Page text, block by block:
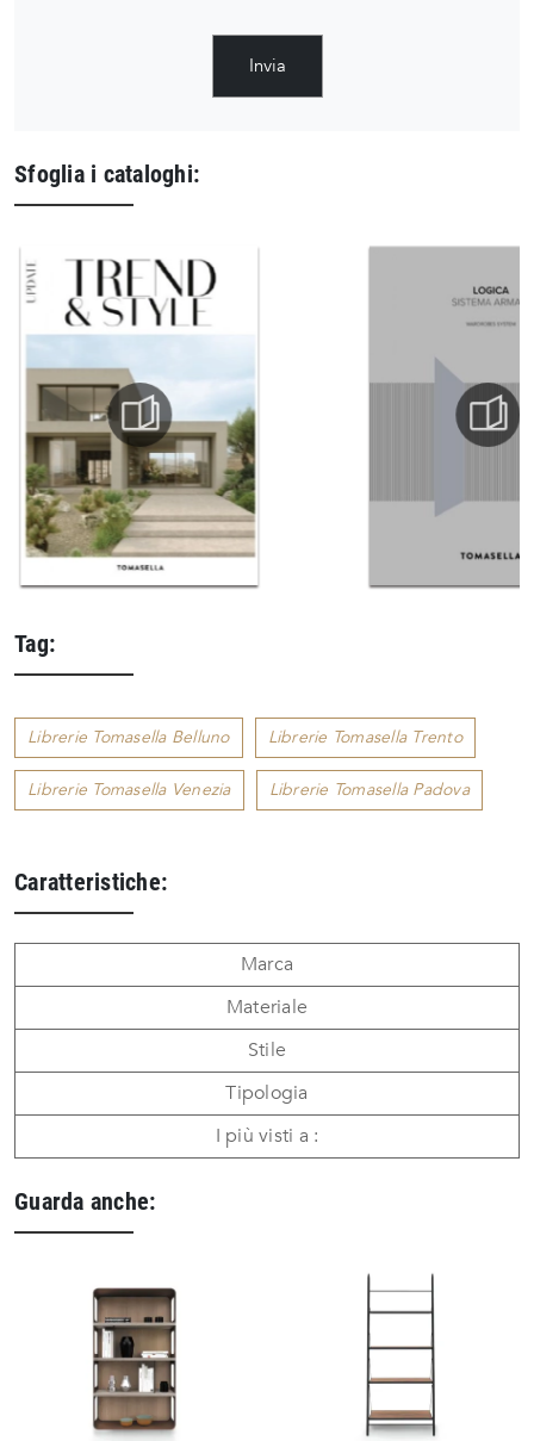
Invia
Sfoglia i cataloghi:
Tag:
Librerie Tomasella Belluno Librerie Tomasella Trento
Librerie Tomasella Venezia Librerie Tomasella Padova
Caratteristiche:
Marca
Materiale
Stile
Tipologia
I più visti a :
Guarda anche: